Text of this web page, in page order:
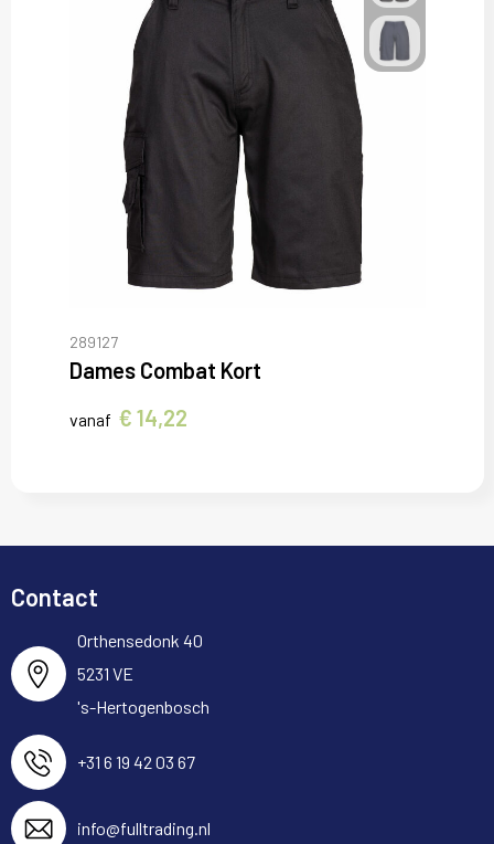
289127
Dames Combat Kort
vanaf € 14,22
Contact
Orthensedonk 40
5231 VE
's-Hertogenbosch
+31 6 19 42 03 67
info@fulltrading.nl